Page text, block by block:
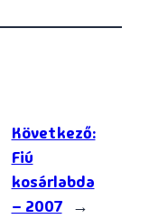
Következő:
Fiú
kosárlabda
– 2007
→